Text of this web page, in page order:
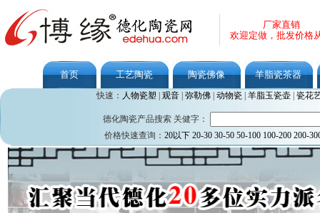
厂家直销
欢迎定做，批发价格
首页 工艺陶瓷 陶瓷佛像 羊脂瓷茶器
快速： 人物瓷塑 观音| 弥勒佛| 动物瓷| 羊脂玉瓷壶| 瓷花
德化陶瓷产品搜索 关健字：
价格快速查询： 20以下 20-30 30-50 50-100 100-200 200-